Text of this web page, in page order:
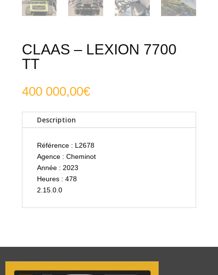
CLAAS – LEXION 7700
TT
400 000,00€
Description
Référence : L2678
Agence : Cheminot
Année : 2023
Heures : 478
2.15.0.0